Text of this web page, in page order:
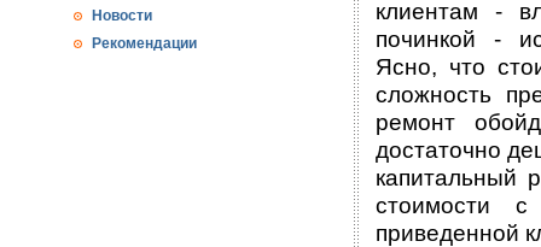
Новости
Рекомендации
клиентам -
починкой -
Ясно, что
сложность
ремонт
достаточно
капитальный
стоимости с
приведенной